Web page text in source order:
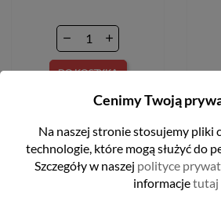
DO KOSZYKA
Cenimy Twoją
Na naszej stronie stosujemy pliki
technologie, które mogą służyć do
Szczegóły w naszej polityce
informacjetutaj